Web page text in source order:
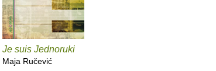
Je suis Jednoruki
Maja Ručević